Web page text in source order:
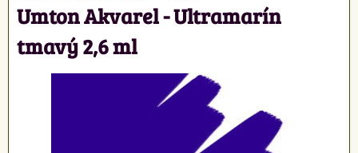
Umton Akvarel - Ultramarín
tmavý 2,6 ml